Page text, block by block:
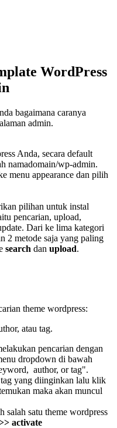
WordPress
bagaimana caranya
admin.
Anda, secara default
namadomain/wp-admin.
menu appearance dan pilih
pilihan untuk instal
pencarian, upload,
Dari ke lima kategori
2 metode saja yang paling
search dan upload.
theme wordpress:
atau tag.
pencarian dengan
dropdown di bawah
author, or tag".
yang diinginkan lalu klik
maka akan muncul
satu theme wordpress
activate